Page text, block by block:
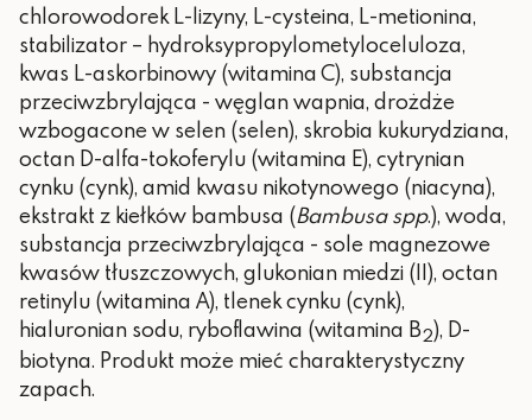
chlorowodorek L-lizyny, L-cysteina, L-metionina,
stabilizator – hydroksypropylometyloceluloza,
kwas L-askorbinowy (witamina C), substancja
przeciwzbrylająca - węglan wapnia, drożdże
wzbogacone w selen (selen), skrobia kukurydziana,
octan D-alfa-tokoferylu (witamina E), cytrynian
cynku (cynk), amid kwasu nikotynowego (niacyna),
ekstrakt z kiełków bambusa (Bambusa spp.), woda,
substancja przeciwzbrylająca - sole magnezowe
kwasów tłuszczowych, glukonian miedzi (II), octan
retinylu (witamina A), tlenek cynku (cynk),
hialuronian sodu, ryboflawina (witamina B2), D-
biotyna. Produkt może mieć charakterystyczny
zapach.